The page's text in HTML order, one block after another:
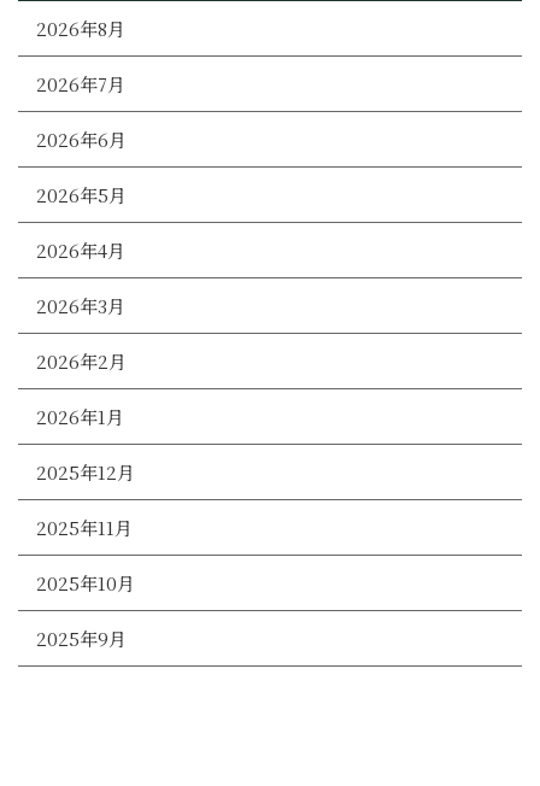
2026年8月
2026年7月
2026年6月
2026年5月
2026年4月
2026年3月
2026年2月
2026年1月
2025年12月
2025年11月
2025年10月
2025年9月